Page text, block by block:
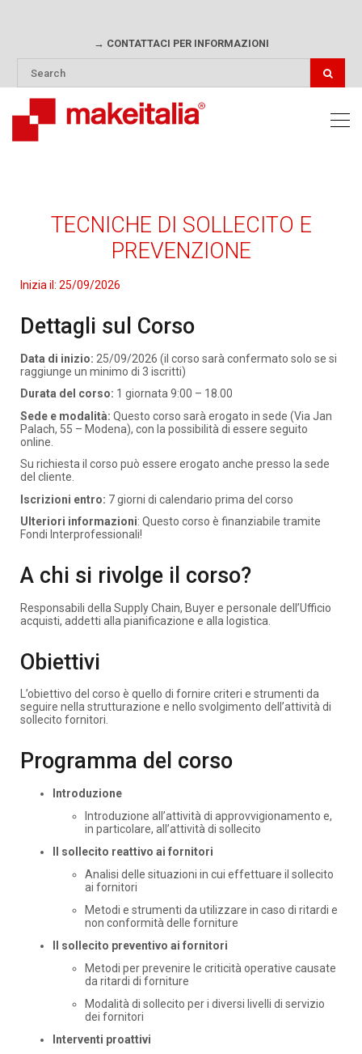
→ CONTATTACI PER INFORMAZIONI
TECNICHE DI SOLLECITO E
PREVENZIONE
Inizia il: 25/09/2026
Dettagli sul Corso
Data di inizio: 25/09/2026 (il corso sarà confermato solo se si
raggiunge un minimo di 3 iscritti)
Durata del corso: 1 giornata 9:00 – 18.00
Sede e modalità: Questo corso sarà erogato in sede (Via Jan
Palach, 55 – Modena), con la possibilità di essere seguito
online.
Su richiesta il corso può essere erogato anche presso la sede
del cliente.
Iscrizioni entro: 7 giorni di calendario prima del corso
Ulteriori informazioni: Questo corso è finanziabile tramite
Fondi Interprofessionali!
A chi si rivolge il corso?
Responsabili della Supply Chain, Buyer e personale dell’Ufficio
acquisti, addetti alla pianificazione e alla logistica.
Obiettivi
L’obiettivo del corso è quello di fornire criteri e strumenti da
seguire nella strutturazione e nello svolgimento dell’attività di
sollecito fornitori.
Programma del corso
Introduzione
Introduzione all’attività di approvvigionamento e,
in particolare, all’attività di sollecito
Il sollecito reattivo ai fornitori
Analisi delle situazioni in cui effettuare il sollecito
ai fornitori
Metodi e strumenti da utilizzare in caso di ritardi e
non conformità delle forniture
Il sollecito preventivo ai fornitori
Metodi per prevenire le criticità operative causate
da ritardi di forniture
Modalità di sollecito per i diversi livelli di servizio
dei fornitori
Interventi proattivi